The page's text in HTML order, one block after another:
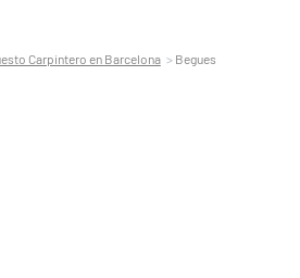
Carpintero en Barcelona Begues